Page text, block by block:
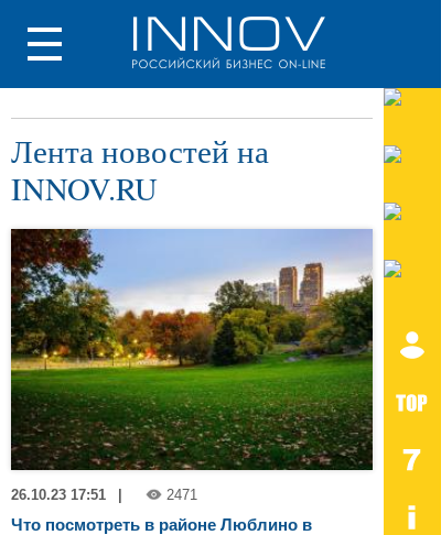
Лента новостей на
INNOV.RU
26.10.23 17:51 2471
Что посмотреть в районе Люблино в